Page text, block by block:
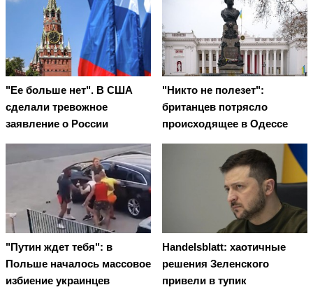
"Ее больше нет". В США
сделали тревожное
заявление о России
"Никто не полезет":
британцев потрясло
происходящее в Одессе
"Путин ждет тебя": в
Польше началось массовое
избиение украинцев
Handelsblatt: хаотичные
решения Зеленского
привели в тупик